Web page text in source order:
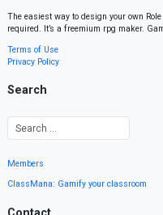
The easiest way to design your own
required. It’s a freemium rpg maker.
Terms of Use
Privacy Policy
Search
Members
ClassMana: Gamify your classroom